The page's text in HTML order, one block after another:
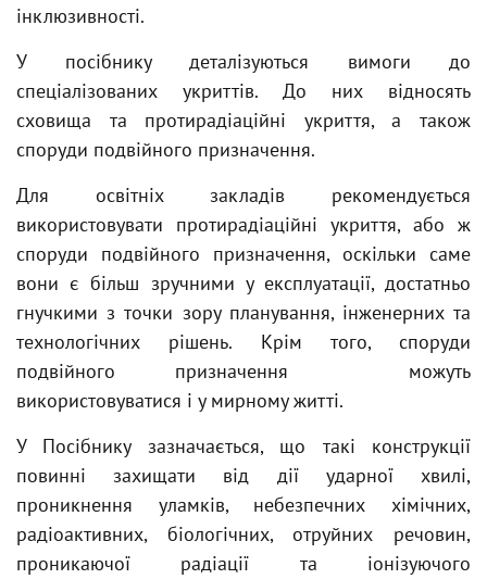
інклюзивності.
У посібнику деталізуються вимоги до
спеціалізованих укриттів. До них відносять
сховища та протирадіаційні укриття, а також
споруди подвійного призначення.
Для освітніх закладів рекомендується
використовувати протирадіаційні укриття, або ж
споруди подвійного призначення, оскільки саме
вони є більш зручними у експлуатації, достатньо
гнучкими з точки зору планування, інженерних та
технологічних рішень. Крім того, споруди
подвійного призначення можуть
використовуватися і у мирному житті.
У Посібнику зазначається, що такі конструкції
повинні захищати від дії ударної хвилі,
проникнення уламків, небезпечних хімічних,
радіоактивних, біологічних, отруйних речовин,
проникаючої радіації та іонізуючого